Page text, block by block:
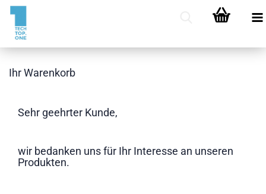
Ihr Warenkorb
Sehr geehrter Kunde,
wir bedanken uns für Ihr Interesse an unseren
Produkten.